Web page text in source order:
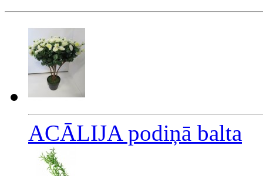
ACĀLIJA podiņā balta